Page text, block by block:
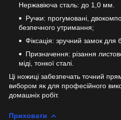
Нержавіюча сталь: до 1,0 мм.
Ручки: прогумовані,
безпечного утримання;
Фіксація: зручний замок для
Призначення: різання
міді, тонкої сталі.
Ці ножиці забезпечать точний
вибором як для професійного
домашніх робіт.
Приховати